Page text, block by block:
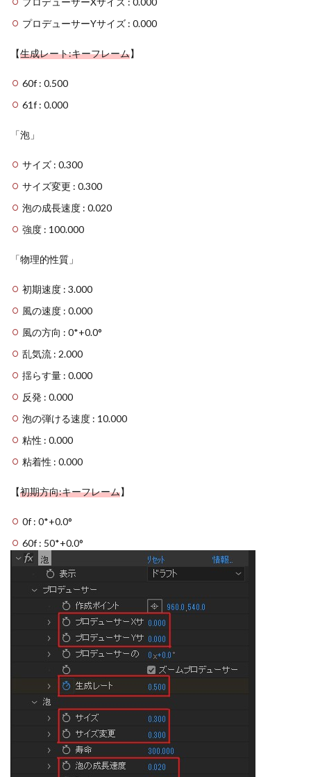
ロ
を適
6
完成
最後
プロデューサーYサイズ : 0.000
【生成レート:キーフレーム】
60f : 0.500
61f : 0.000
「泡」
サイズ : 0.300
サイズ変更 : 0.300
泡の成長速度 : 0.020
強度 : 100.000
「物理的性質」
初期速度 : 3.000
風の速度 : 0.000
風の方向 : 0*+0.0°
乱気流 : 2.000
揺らす量 : 0.000
反発 : 0.000
泡の弾ける速度 : 10.000
粘性 : 0.000
粘着性 : 0.000
【初期方向:キーフレーム】
0f : 0*+0.0°
60f : 50*+0.0°